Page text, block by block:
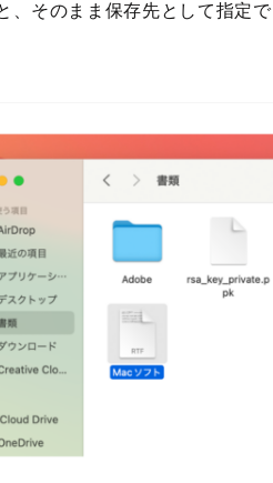
、そのまま保存先として指定で